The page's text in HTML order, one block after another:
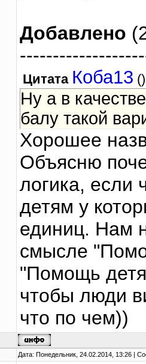
Добавлено
Цитата Коба13 ()
Ну а в
балу такой
Хорошее
Объясню
логика, если
детям у
единиц. Нам
смысле
"Помощь
чтобы люди
что по чем))
Дата: Понедельник, 24.02.2014, 13:26 |